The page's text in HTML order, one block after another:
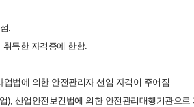
.
득한 자격증에 한함.
법에 의한 안전관리자 선임 자격이 주어짐.
산업안전보건법에 의한 안전관리대행기관으